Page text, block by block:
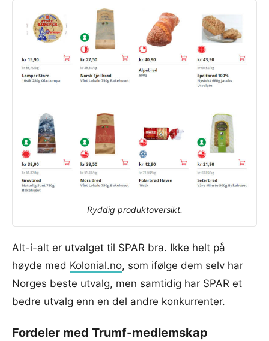
Ryddig produktoversikt.
Alt-i-alt er utvalget til SPAR bra. Ikke helt på
høyde med Kolonial.no, som ifølge dem selv har
Norges beste utvalg, men samtidig har SPAR et
bedre utvalg enn en del andre konkurrenter.
Fordeler med Trumf-medlemskap